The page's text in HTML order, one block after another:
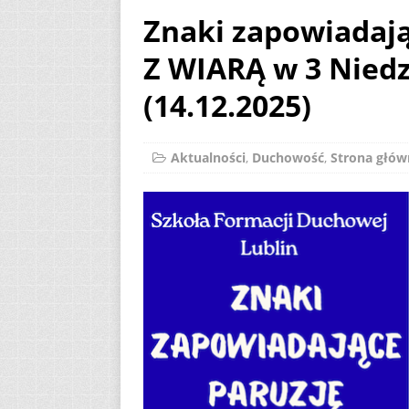
[ 2 sierpnia 2026 ]
12
Znaki
Z WIARĄ w 3
(14.12.2025)
Aktualności, Duchowość, Strona